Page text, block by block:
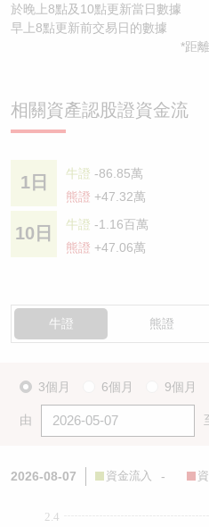
於晚上8點及10點更新當日數據
早上8點更新前交易日的數據
*距
相關資產認股證資金流
1日 牛證 -86.85萬
熊證 +47.32萬
10日 牛證 -1.16百萬
熊證 +47.06萬
牛證 熊證
3個月 6個月 9個月
由
2026-08-07 資金流入 -
2.4